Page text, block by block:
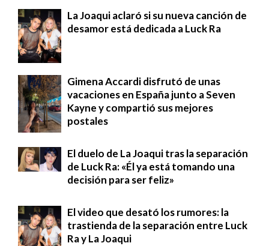
La Joaqui aclaró si su nueva canción de
desamor está dedicada a Luck Ra
Gimena Accardi disfrutó de unas
vacaciones en España junto a Seven
Kayne y compartió sus mejores
postales
El duelo de La Joaqui tras la separación
de Luck Ra: «Él ya está tomando una
decisión para ser feliz»
El video que desató los rumores: la
trastienda de la separación entre Luck
Ra y La Joaqui